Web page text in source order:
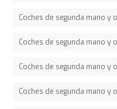
Coches de segunda mano y
Coches de segunda mano y
Coches de segunda mano y
Coches de segunda mano y